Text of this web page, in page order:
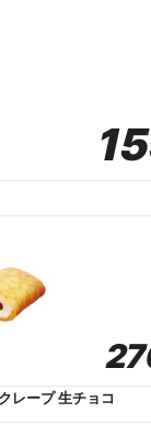
レープ 生チョコ